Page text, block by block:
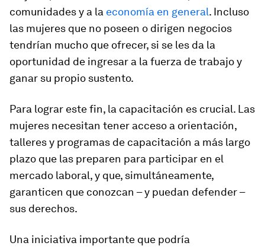
comunidades y a la economía en general. Incluso
las mujeres que no poseen o dirigen negocios
tendrían mucho que ofrecer, si se les da la
oportunidad de ingresar a la fuerza de trabajo y
ganar su propio sustento.
Para lograr este fin, la capacitación es crucial. Las
mujeres necesitan tener acceso a orientación,
talleres y programas de capacitación a más largo
plazo que las preparen para participar en el
mercado laboral, y que, simultáneamente,
garanticen que conozcan – y puedan defender –
sus derechos.
Una iniciativa importante que podría